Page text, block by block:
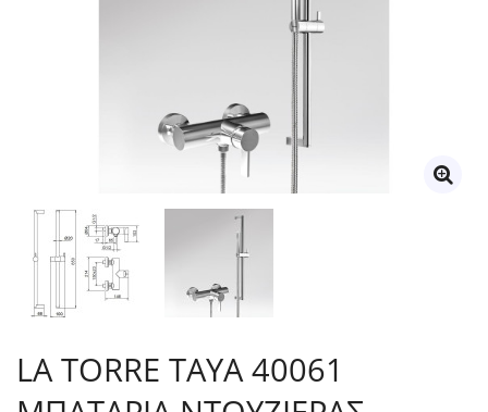
LA TORRE TAYA 40061